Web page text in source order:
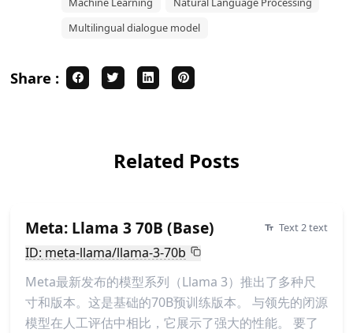
Multilingual dialogue model
Share :
Related Posts
Meta: Llama 3 70B (Base) Text 2 text
ID: meta-llama/llama-3-70b
Meta最新发布的模型系列（Llama 3）推出了多种尺
寸和版本。这是基础的70B预训练版本。 与领先的闭源
模型在人工评估中相比，它展示了强大的性能。 要了